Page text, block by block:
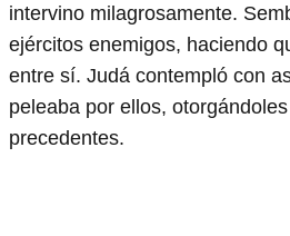
intervino milagrosamente.
ejércitos enemigos, haciendo
entre sí. Judá contempló con
peleaba por ellos,
precedentes.